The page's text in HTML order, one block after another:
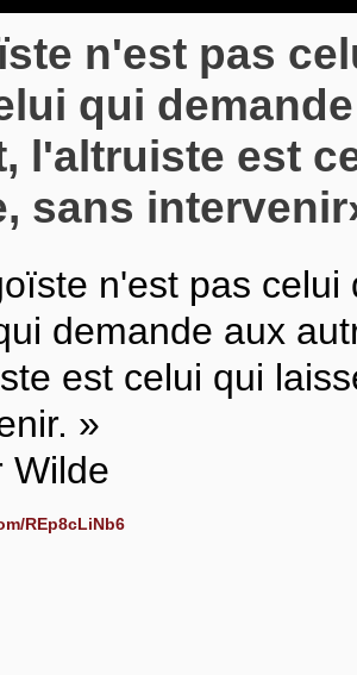
n'est pas
qui
l'altruiste est
sans intervenir
n'est pas
demande aux
est celui qui
»
Wilde
REp8cLiNb6